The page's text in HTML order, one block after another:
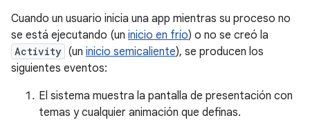
Cuando un usuario inicia una app mientras su proceso no
se está ejecutando (un inicio en frío) o no se creó la
Activity (un inicio semicaliente), se producen los
siguientes eventos:
El sistema muestra la pantalla de presentación con
temas y cualquier animación que definas.